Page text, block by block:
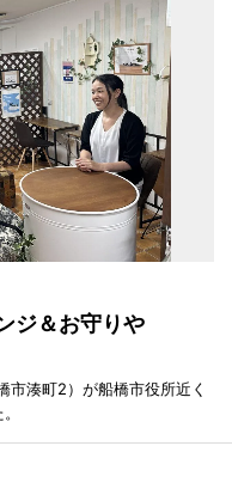
ジ＆お守りや
市湊町2）が船橋市役所近く